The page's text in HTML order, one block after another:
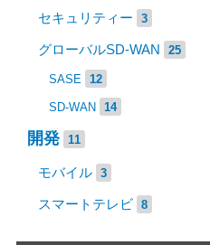
セキュリティー 3
グローバルSD-WAN 25
SASE 12
SD-WAN 14
開発 11
モバイル 3
スマートテレビ 8